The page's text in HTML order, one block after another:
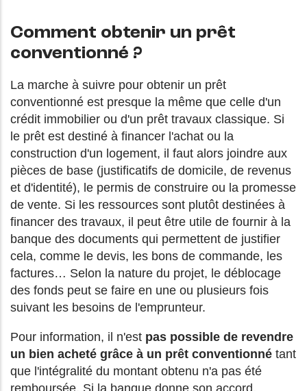
Comment obtenir un prêt
conventionné ?
La marche à suivre pour obtenir un prêt
conventionné est presque la même que celle d'un
crédit immobilier ou d'un prêt travaux classique. Si
le prêt est destiné à financer l'achat ou la
construction d'un logement, il faut alors joindre aux
pièces de base (justificatifs de domicile, de revenus
et d'identité), le permis de construire ou la promesse
de vente. Si les ressources sont plutôt destinées à
financer des travaux, il peut être utile de fournir à la
banque des documents qui permettent de justifier
cela, comme le devis, les bons de commande, les
factures… Selon la nature du projet, le déblocage
des fonds peut se faire en une ou plusieurs fois
suivant les besoins de l'emprunteur.
Pour information, il n'est pas possible de revendre
un bien acheté grâce à un prêt conventionné tant
que l'intégralité du montant obtenu n'a pas été